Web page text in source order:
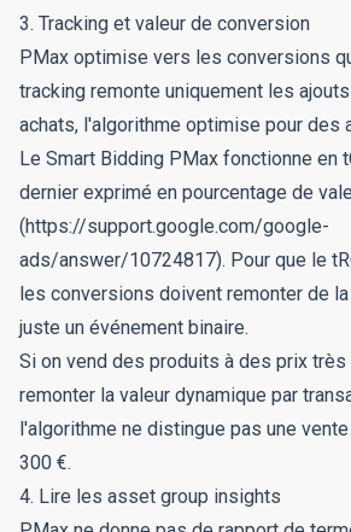
3. Tracking et valeur de conversion
PMax optimise vers les conversions
tracking remonte uniquement les
achats, l'algorithme optimise pour des
Le Smart Bidding PMax fonctionne en
dernier exprimé en pourcentage de
(https://support.google.com/google-
ads/answer/10724817). Pour que le
les conversions doivent remonter de
juste un événement binaire.
Si on vend des produits à des prix
remonter la valeur dynamique par
l'algorithme ne distingue pas une
300 €.
4. Lire les asset group insights